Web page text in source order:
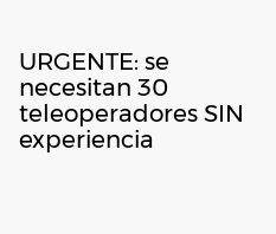
URGENTE: se
necesitan 30
teleoperadores SIN
experiencia